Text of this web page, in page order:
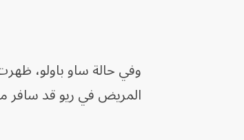
وفي حالة ساو باولو،
المريض في ريو قد سافر